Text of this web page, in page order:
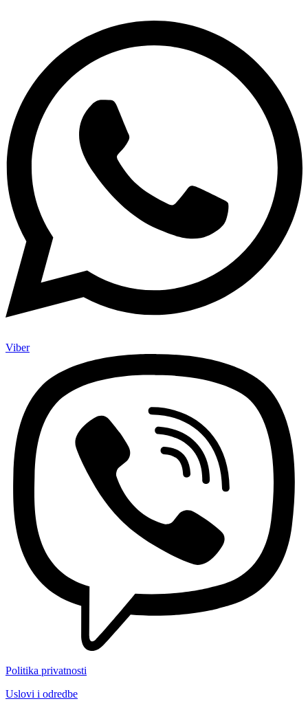
Viber
Politika privatnosti
Uslovi i odredbe